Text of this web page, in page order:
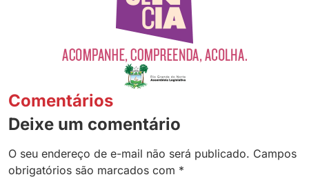
Comentários
Deixe um comentário
O seu endereço de e-mail não será publicado. Campos
obrigatórios são marcados com *